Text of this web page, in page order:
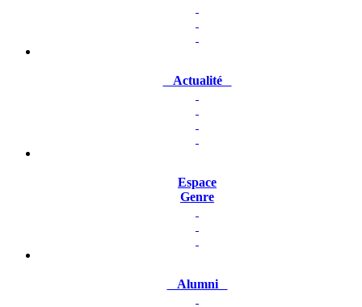
Actualité
Espace
Genre
Alumni